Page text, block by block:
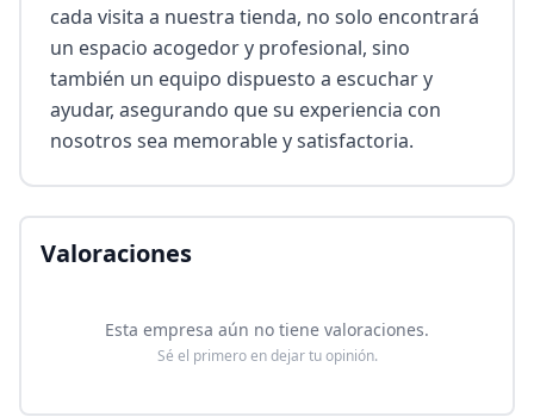
cada visita a nuestra tienda, no solo encontrará
un espacio acogedor y profesional, sino
también un equipo dispuesto a escuchar y
ayudar, asegurando que su experiencia con
nosotros sea memorable y satisfactoria.
Valoraciones
Esta empresa aún no tiene valoraciones.
Sé el primero en dejar tu opinión.